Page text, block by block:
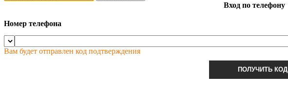
Вход по телефону
Номер телефона
Вам будет отправлен код подтверждения
ПОЛУЧИТЬ КОД